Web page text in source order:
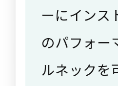
ーにインス
のパフォー
ルネックを